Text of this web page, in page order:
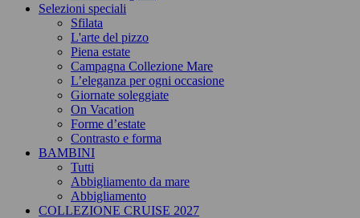
Selezioni speciali
Sfilata
L'arte del pizzo
Piena estate
Campagna Collezione Mare
L’eleganza per ogni occasione
Giornate soleggiate
On Vacation
Forme d’estate
Contrasto e forma
BAMBINI
Tutti
Abbigliamento da mare
Abbigliamento
COLLEZIONE CRUISE 2027